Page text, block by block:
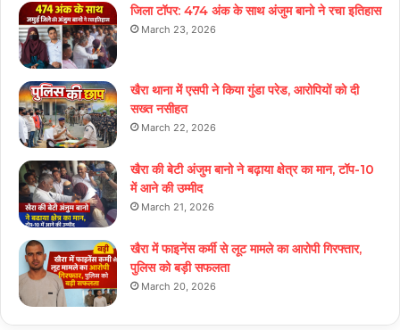
जिला टॉपर: 474 अंक के साथ अंजुम बानो ने रचा इतिहास
March 23, 2026
खैरा थाना में एसपी ने किया गुंडा परेड, आरोपियों को दी
सख्त नसीहत
March 22, 2026
खैरा की बेटी अंजुम बानो ने बढ़ाया क्षेत्र का मान, टॉप-10
में आने की उम्मीद
March 21, 2026
खैरा में फाइनेंस कर्मी से लूट मामले का आरोपी गिरफ्तार,
पुलिस को बड़ी सफलता
March 20, 2026